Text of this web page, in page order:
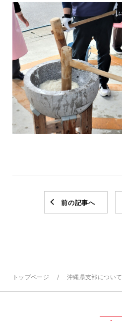
前の記事へ
トップページ 沖縄県支部について